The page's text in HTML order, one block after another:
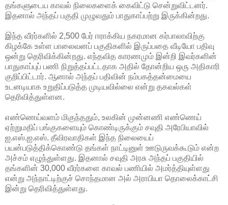
தங்களுடைய காவல் நிலைகளைக் கைவிட்டு சென்றுவிட்டனர்.
இதனால் அந்தப் பகுதி முழுவதும் பாதுகாப்பற்று இருக்கின்றது.
இந்த வீரர்களில் 2,500 பேர் ஈராக்கிய நகரமான கர்பாலாவிற்கு
கிழக்கே உள்ள பாலைவனப் பகுதிகளில் இருப்பதை வீடியோ பதிவு
ஒன்று தெரிவிக்கின்றது. எந்தவித காரணமும் இன்றி இவர்களின்
பாதுகாப்புப் பணி நிறுத்தப்பட்டதாக அதில் தோன்றிய ஒரு அதிகாரி
குறிப்பிட்டார். ஆனால் அந்தப் பதிவின் நம்பகத்தன்மையை
உடனடியாக உறுதிப்படுத்த முடியவில்லை என்று தகவல்கள்
தெரிவித்துள்ளன.
எண்ணெய்வளம் மிகுந்ததும், உலகின் முன்னணி எண்ணெய்
ஏற்றுமதிப் பங்குகளையும் கொண்டிருக்கும் சவுதி அரேபியாவில்
ஐ.எஸ்.ஐ.எஸ். தீவிரவாதிகள் இந்த நிலையைப்
பயன்படுத்திக்கொண்டு தங்கள் நாட்டினுள் ஊடுருவக்கூடும் என்ற
அச்சம் எழுந்துள்ளது. இதனால் சவுதி அரசு அந்தப் பகுதியில்
தங்களின் 30,000 வீரர்களை காவல் பணியில் அமர்த்தியுள்ளது
என்று அந்நாட்டிற்குச் சொந்தமான அல் அராபியா தொலைக்காட்சி
இன்று தெரிவித்துள்ளது.